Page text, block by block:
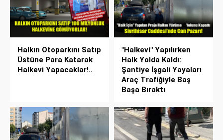
Halkın Otoparkını Satıp
Üstüne Para Katarak
Halkevi Yapacaklar!..
"Halkevi" Yapılırken
Halk Yolda Kaldı:
Şantiye İşgali Yayaları
Araç Trafiğiyle Baş
Başa Bıraktı